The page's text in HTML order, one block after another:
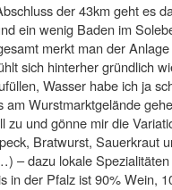
der 43km geht es
ein wenig Baden im
merkt man der
sich hinterher gründlich
Wasser habe ich ja
am Wurstmarktgelände
zu und gönne mir die
Bratwurst, Sauerkraut
– dazu lokale
in der Pfalz ist 90% Wein,